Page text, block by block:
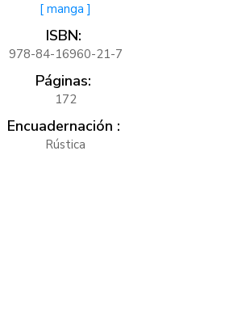
[ manga ]
ISBN:
978-84-16960-21-7
Páginas:
172
Encuadernación :
Rústica